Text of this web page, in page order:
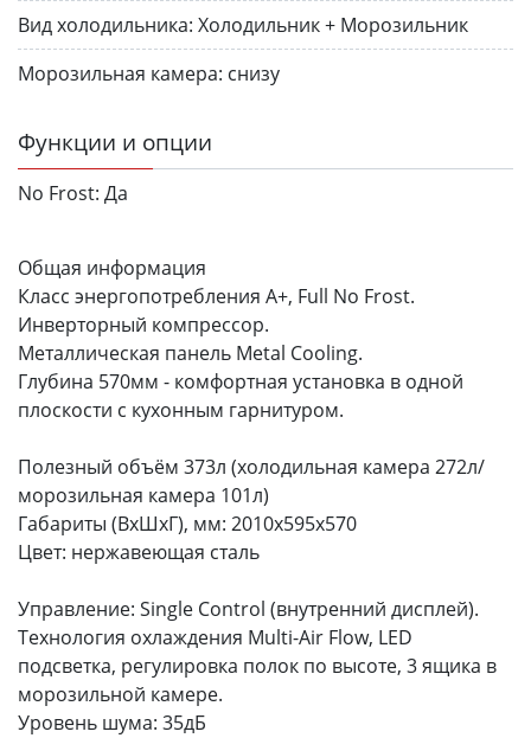
Вид холодильника: Холодильник + Морозильник
Морозильная камера: снизу
Функции и опции
No Frost: Да
Общая информация
Класс энергопотребления А+, Full No Frost.
Инверторный компрессор.
Металлическая панель Metal Cooling.
Глубина 570мм - комфортная установка в одной
плоскости с кухонным гарнитуром.
Полезный объём 373л (холодильная камера 272л/
морозильная камера 101л)
Габариты (ВхШхГ), мм: 2010х595х570
Цвет: нержавеющая сталь
Управление: Single Control (внутренний дисплей).
Технология охлаждения Multi-Air Flow, LED
подсветка, регулировка полок по высоте, 3 ящика в
морозильной камере.
Уровень шума: 35дБ